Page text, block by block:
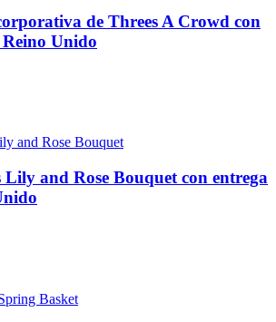
de Threes A Crowd con
Unido
and Rose Bouquet con entrega